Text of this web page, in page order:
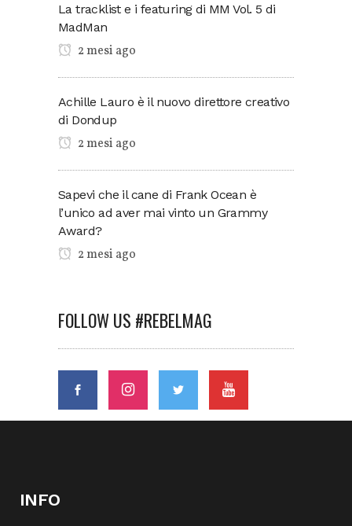
La tracklist e i featuring di MM Vol. 5 di
MadMan
2 mesi ago
Achille Lauro è il nuovo direttore creativo
di Dondup
2 mesi ago
Sapevi che il cane di Frank Ocean è
l’unico ad aver mai vinto un Grammy
Award?
2 mesi ago
FOLLOW US #REBELMAG
INFO